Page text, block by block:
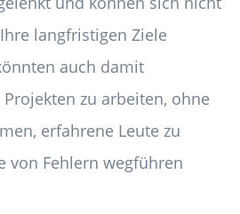
langfristigen Ziele
auch damit
zu arbeiten, ohne
erfahrene Leute zu
von Fehlern wegführen